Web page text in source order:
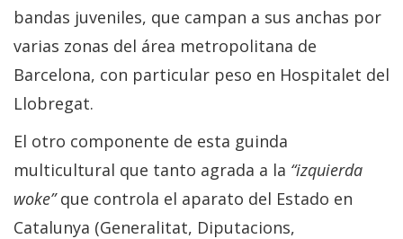
bandas juveniles, que campan a sus anchas por
varias zonas del área metropolitana de
Barcelona, con particular peso en Hospitalet del
Llobregat.
El otro componente de esta guinda
multicultural que tanto agrada a la “izquierda
woke”que controla el aparato del Estado en
Catalunya (Generalitat, Diputacions,